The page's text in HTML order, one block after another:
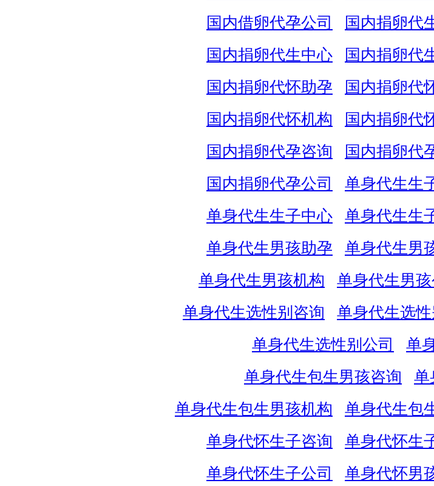
国内借卵代孕公司
国内捐卵代
国内捐卵代生中心
国内捐卵代
国内捐卵代怀助孕
国内捐卵代
国内捐卵代怀机构
国内捐卵代
国内捐卵代孕咨询
国内捐卵代
国内捐卵代孕公司
单身代生生
单身代生生子中心
单身代生生
单身代生男孩助孕
单身代生男
单身代生男孩机构
单身代生男孩
单身代生选性别咨询
单身代生选
单身代生选性别公司
单
单身代生包生男孩咨询
单
单身代生包生男孩机构
单身代生包
单身代怀生子咨询
单身代怀生
单身代怀生子公司
单身代怀男